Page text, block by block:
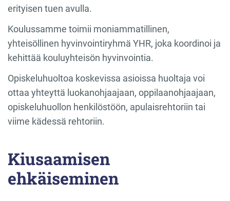
erityisen tuen avulla.
Koulussamme toimii moniammatillinen,
yhteisöllinen hyvinvointiryhmä YHR, joka koordinoi ja
kehittää kouluyhteisön hyvinvointia.
Opiskeluhuoltoa koskevissa asioissa huoltaja voi
ottaa yhteyttä luokanohjaajaan, oppilaanohjaajaan,
opiskeluhuollon henkilöstöön, apulaisrehtoriin tai
viime kädessä rehtoriin.
Kiusaamisen
ehkäiseminen